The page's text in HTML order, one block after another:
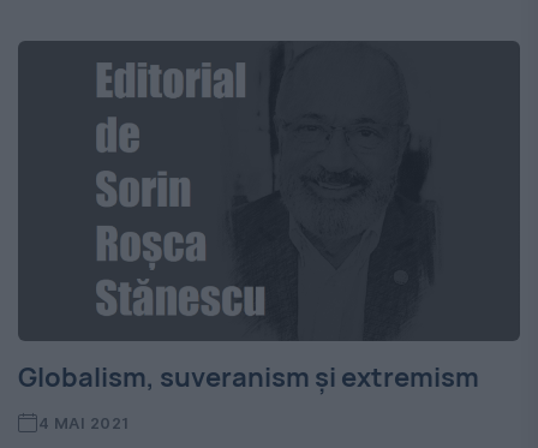
Globalism, suveranism și extremism
4 MAI 2021